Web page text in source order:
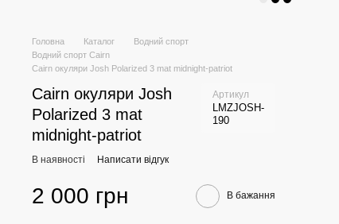
Головна Каталог
Водний спорт
Водний спорт Cairn
Cairn окуляри Josh Polarized 3 mat midnight-patriot
Cairn окуляри Josh
Polarized 3 mat
midnight-patriot
Артикул
LMZJOSH-
190
В наявності Написати відгук
2 000 грн В бажання